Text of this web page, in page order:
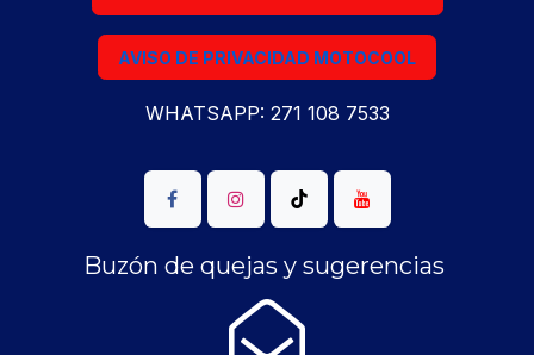
AVISO DE PRIVACIDAD MOTOCOOL
WHATSAPP: 271 108 7533
Buzón de quejas y sugerencias